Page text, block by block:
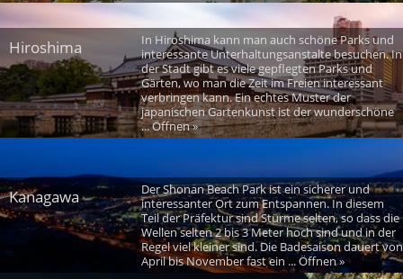
Hiroshima
In Hiroshima kann man auch schöne Parks und
interessante Unterhaltungsanstalte besuchen. In
der Stadt gibt es viele gepflegten Parks und
Gärten, wo man die Zeit im Freien interessant
verbringen kann. Ein echtes Muster der
japanischen Gartenkunst ist der wunderschöne
... Öffnen »
Kanagawa
Der Shonan Beach Park ist ein sicherer und
interessanter Ort zum Entspannen. In diesem
Teil der Präfektur sind Stürme selten, so dass die
Wellen selten 2 bis 3 Meter hoch sind und in der
Regel viel kleiner sind. Die Badesaison dauert von
April bis November fast ein ... Öffnen »